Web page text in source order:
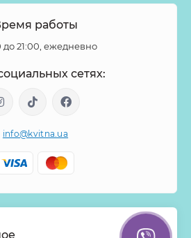
работы
до 21:00, ежедневно
сетях:
info@kvitna.ua